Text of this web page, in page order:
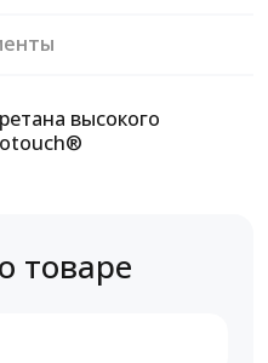
высокого
товаре